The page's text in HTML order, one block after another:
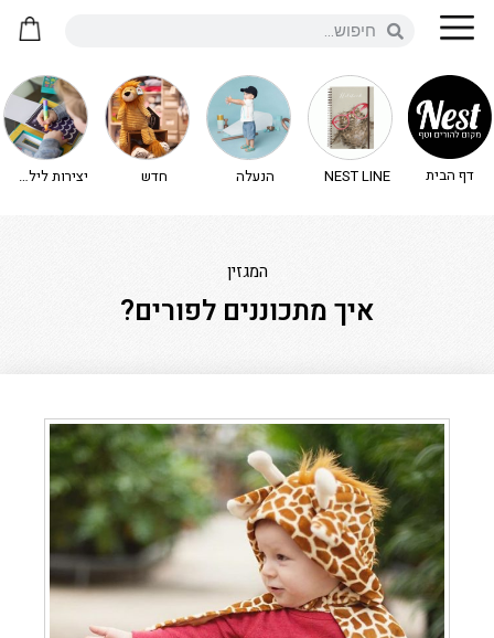
דף הבית NEST LINE הנעלה חדש יצירות לילדים - יצירה לילדים
המגזין
איך מתכוננים לפורים?